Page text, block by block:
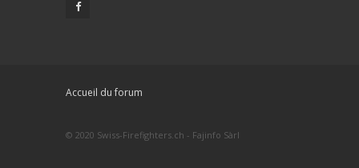
Accueil du forum
© 2020 Swiss-Firefighters.ch - Fajinfo Sàrl